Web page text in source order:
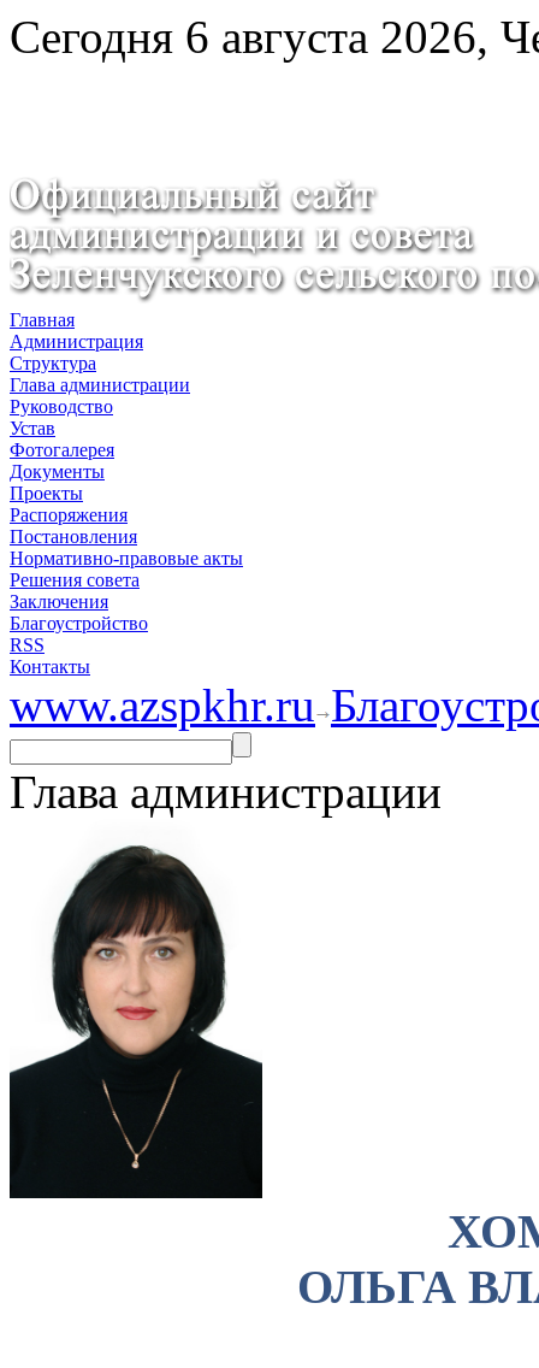
Сегодня 6 августа 2026,
Главная
Администрация
Структура
Глава администрации
Руководство
Устав
Фотогалерея
Документы
Проекты
Распоряжения
Постановления
Нормативно-правовые акты
Решения совета
Заключения
Благоустройство
RSS
Контакты
www.azspkhr.ru
Глава администрации
ОЛЬГА